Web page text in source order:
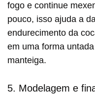
fogo e continue
pouco, isso ajuda a
endurecimento da
em uma forma
manteiga.
5. Modelagem e